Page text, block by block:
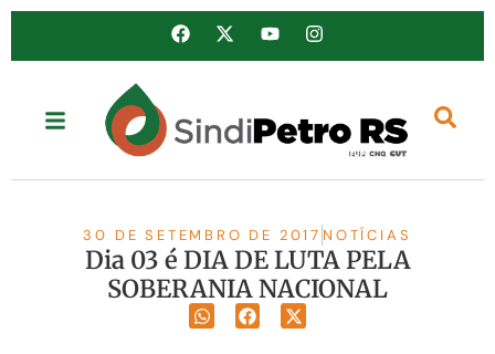
30 DE SETEMBRO DE 2017 NOTÍCIAS
Dia 03 é DIA DE LUTA PELA
SOBERANIA NACIONAL